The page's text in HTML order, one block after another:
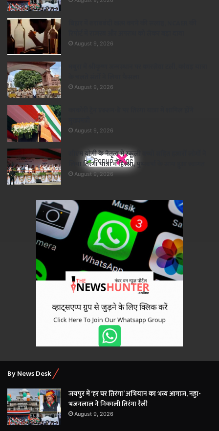
×
August 9, 2026
August 9, 2026
August 9, 2026
सीएम योगी के नेतृत्व में स्कूली बच्चों सहित हजारों लोगों ने
लिया तिरंगा यात्रा में हिस्सा, पुष्पवर्षा के साथ हुआ स्वागत
August 9, 2026
By News Desk
जयपुर में ‘हर घर तिरंगा’ अभियान का भव्य आगाज, नड्डा-
भजनलाल ने निकाली तिरंगा रैली
August 9, 2026